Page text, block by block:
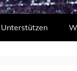
Unterstützen